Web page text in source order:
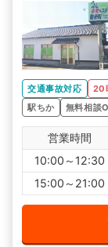
交通事故対応 20
駅ちか
無料相談
営業時間
10:00～12:30
15:00～21:00